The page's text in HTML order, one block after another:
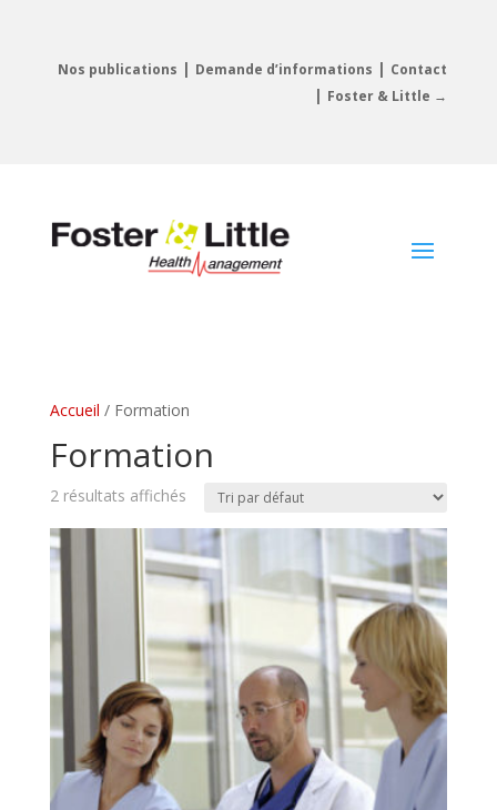
Nos publications | Demande d’informations | Contact
| Foster & Little →
Accueil / Formation
Formation
2 résultats affichés